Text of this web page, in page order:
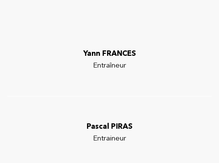
Yann FRANCES
Entraîneur
Pascal PIRAS
Entraineur